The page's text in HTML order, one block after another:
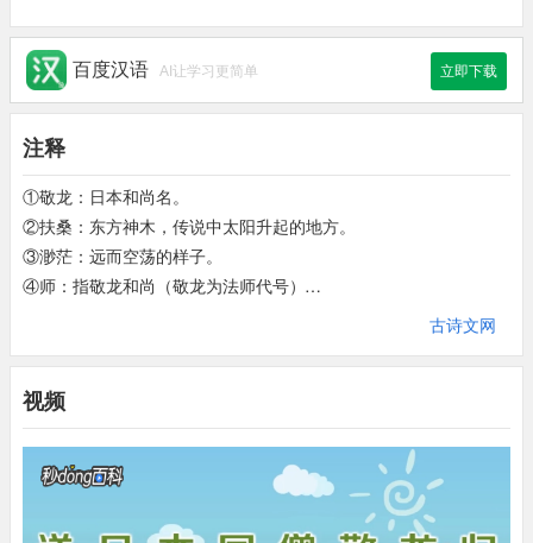
百度汉语 AI让学习更简单 立即下载
注释
①敬龙：日本和尚名。
②扶桑：东方神木，传说中太阳升起的地方。
③渺茫：远而空荡的样子。
④师：指敬龙和尚（敬龙为法师代号）
古诗文网
视频